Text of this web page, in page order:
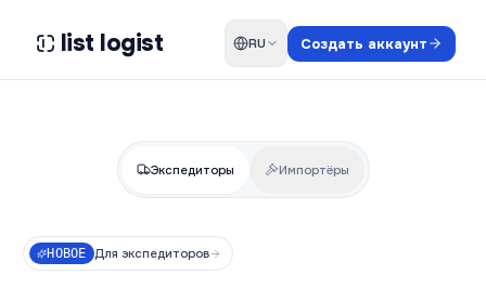
list logist RU Создать аккаунт
Экспедиторы Импортёры
НОВОЕ Для экспедиторов